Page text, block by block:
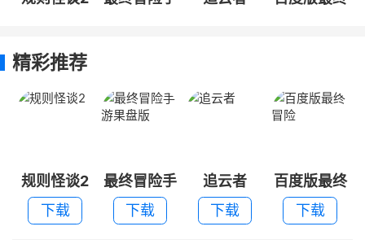
精彩推荐
规则怪谈2
下载
最终冒险手
游果盘版
下载
追云者
下载
百度版最终
冒险
下载